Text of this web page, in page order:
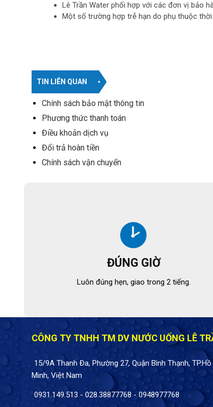
Lê Trần Water phối hợp với các đơn vị bảo
Một số trường hợp trễ hạn do phụ thuộc thời
TIN LIÊN QUAN
Chính sách bảo mật thông tin
Phương thức thanh toán
Điều khoản dịch vụ
Đổi trả hoàn tiền
Chính sách vận chuyển
ĐÚNG GIỜ
Luôn đúng hẹn, giao trong 2 tiếng.
CÔNG TY TNHH TM DV NƯỚC UỐNG LÊ
15/9A Thanh Đa, Phường 27, Quận Bình Thạnh, TP.Hồ
Minh, Việt Nam
0931.149.513 - 028.38877768 -0948977768